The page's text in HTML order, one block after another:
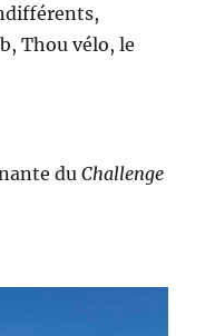
Thou vélo, le
du Challenge